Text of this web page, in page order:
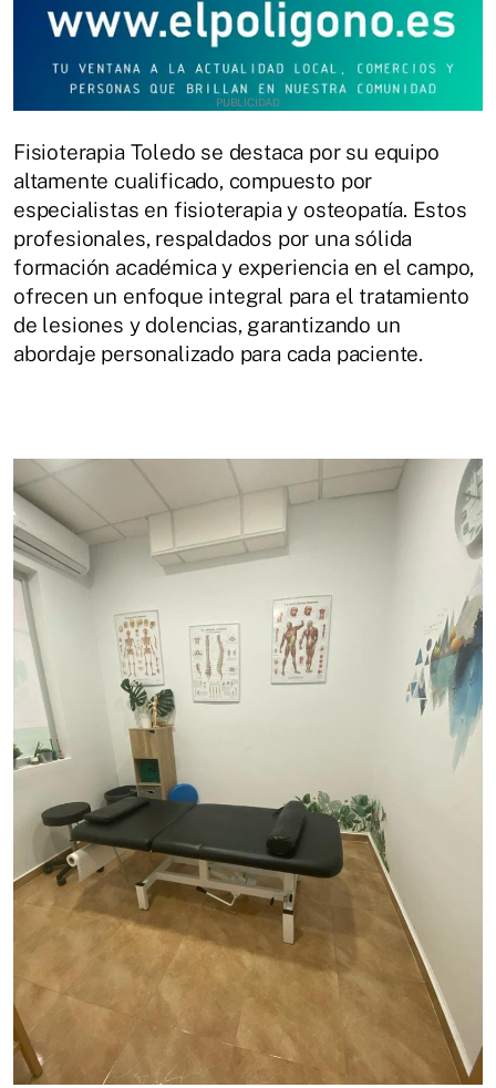
Fisioterapia Toledo se destaca por su equipo
altamente cualificado, compuesto por
especialistas en fisioterapia y osteopatía. Estos
profesionales, respaldados por una sólida
formación académica y experiencia en el campo,
ofrecen un enfoque integral para el tratamiento
de lesiones y dolencias, garantizando un
abordaje personalizado para cada paciente.